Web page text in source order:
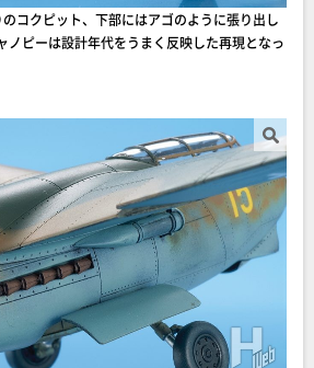
コクピット、下部にはアゴのように張り出し
ノピーは設計年代をうまく反映した再現となっ